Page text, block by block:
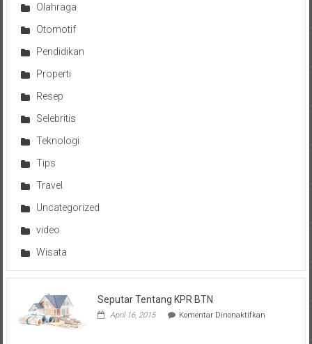
Olahraga
Otomotif
Pendidikan
Properti
Resep
Selebritis
Teknologi
Tips
Travel
Uncategorized
video
Wisata
Seputar Tentang KPR BTN
April 16, 2015 Komentar Dinonaktifkanpada